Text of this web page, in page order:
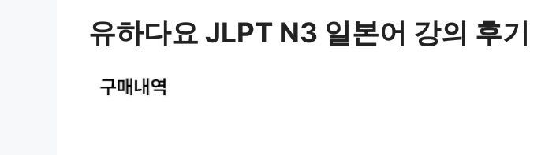
유하다요 JLPT N3 일본어 강의 후기